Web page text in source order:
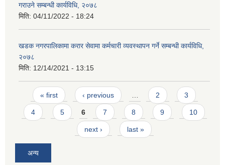
गराउने सम्बन्धी कार्यविधि, २०७८
मिति: 04/11/2022 - 18:24
खडक नगरपालिकामा करार सेवामा कर्मचारी व्यवस्थापन गर्ने सम्बन्धी कार्यविधि,
२०७८
मिति: 12/14/2021 - 13:15
Pages
« first ‹ previous … 2 3
4 5 6 7 8 9 10
next › last »
अन्य